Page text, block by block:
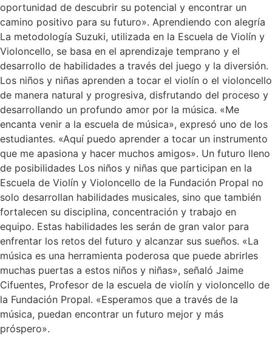
oportunidad de descubrir su potencial y encontrar un
camino positivo para su futuro». Aprendiendo con alegría
La metodología Suzuki, utilizada en la Escuela de Violín y
Violoncello, se basa en el aprendizaje temprano y el
desarrollo de habilidades a través del juego y la diversión.
Los niños y niñas aprenden a tocar el violín o el violoncello
de manera natural y progresiva, disfrutando del proceso y
desarrollando un profundo amor por la música. «Me
encanta venir a la escuela de música», expresó uno de los
estudiantes. «Aquí puedo aprender a tocar un instrumento
que me apasiona y hacer muchos amigos». Un futuro lleno
de posibilidades Los niños y niñas que participan en la
Escuela de Violín y Violoncello de la Fundación Propal no
solo desarrollan habilidades musicales, sino que también
fortalecen su disciplina, concentración y trabajo en
equipo. Estas habilidades les serán de gran valor para
enfrentar los retos del futuro y alcanzar sus sueños. «La
música es una herramienta poderosa que puede abrirles
muchas puertas a estos niños y niñas», señaló Jaime
Cifuentes, Profesor de la escuela de violín y violoncello de
la Fundación Propal. «Esperamos que a través de la
música, puedan encontrar un futuro mejor y más
próspero».